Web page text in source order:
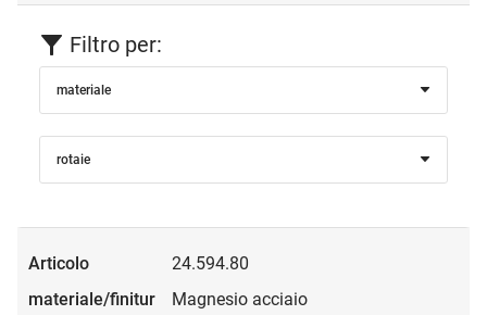
Filtro per:
materiale
rotaie
24.594.80
Magnesio acciaio